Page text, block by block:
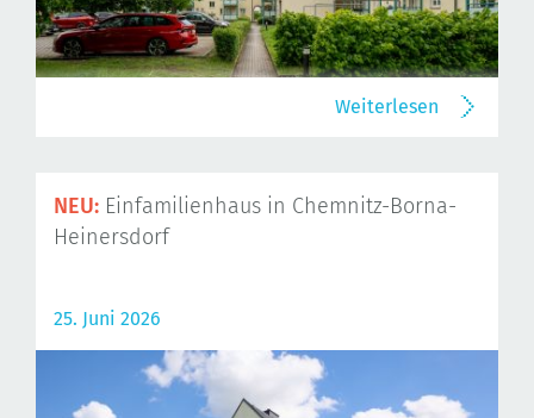
Weiterlesen
NEU: Einfamilienhaus in Chemnitz-Borna-
Heinersdorf
25. Juni 2026